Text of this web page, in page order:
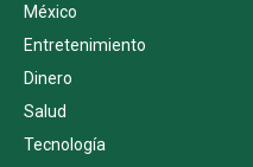
México
Entretenimiento
Dinero
Salud
Tecnología